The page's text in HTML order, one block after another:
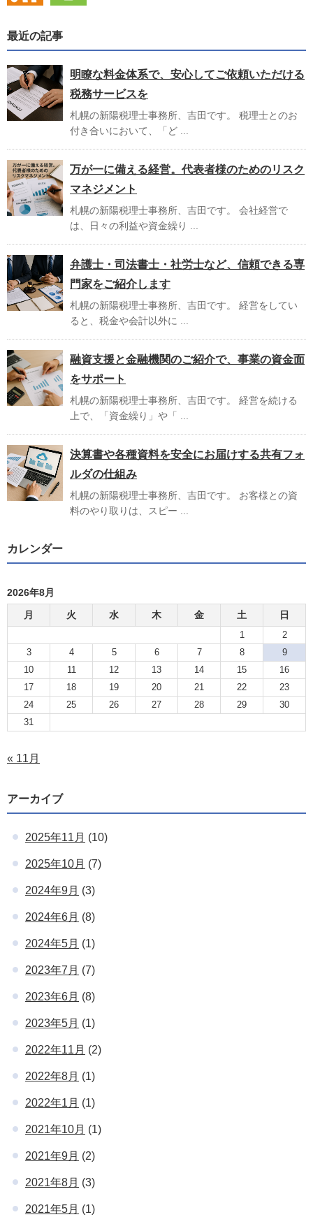
最近の記事
明瞭な料金体系で、安心してご依頼いただける
税務サービスを
札幌の新陽税理士事務所、吉田です。 税理士とのお
付き合いにおいて、「ど ...
万が一に備える経営。代表者様のためのリスク
マネジメント
札幌の新陽税理士事務所、吉田です。 会社経営で
は、日々の利益や資金繰り ...
弁護士・司法書士・社労士など、信頼できる専
門家をご紹介します
札幌の新陽税理士事務所、吉田です。 経営をしてい
ると、税金や会計以外に ...
融資支援と金融機関のご紹介で、事業の資金面
をサポート
札幌の新陽税理士事務所、吉田です。 経営を続ける
上で、「資金繰り」や「 ...
決算書や各種資料を安全にお届けする共有フォ
ルダの仕組み
札幌の新陽税理士事務所、吉田です。 お客様との資
料のやり取りは、スピー ...
カレンダー
2026年8月
月
火 水 木 金 土 日
1
2
3
4 5 6 7 8
9
10
11 12 13 14 15
16
17
18 19 20 21 22
23
24
25 26 27 28 29
30
31
« 11月
アーカイブ
2025年11月 (10)
2025年10月 (7)
2024年9月 (3)
2024年6月 (8)
2024年5月 (1)
2023年7月 (7)
2023年6月 (8)
2023年5月 (1)
2022年11月 (2)
2022年8月 (1)
2022年1月 (1)
2021年10月 (1)
2021年9月 (2)
2021年8月 (3)
2021年5月 (1)